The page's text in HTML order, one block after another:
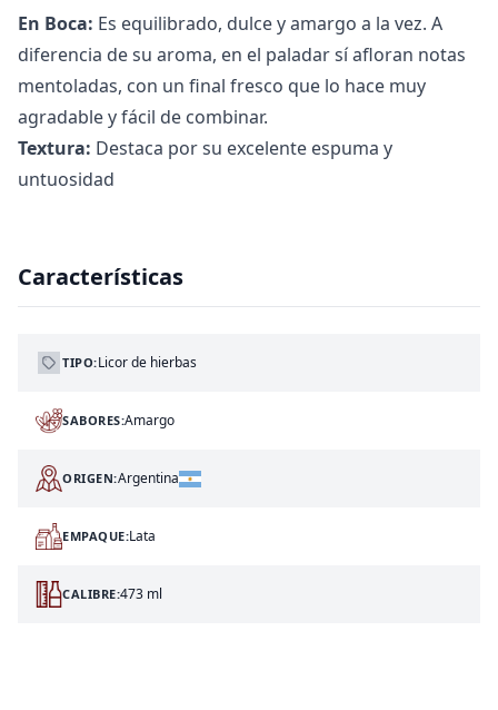
En Boca: Es equilibrado, dulce y amargo a la vez. A
diferencia de su aroma, en el paladar sí afloran notas
mentoladas, con un final fresco que lo hace muy
agradable y fácil de combinar.
Textura: Destaca por su excelente espuma y
untuosidad
Características
TIPO:Licor de hierbas
SABORES:Amargo
ORIGEN:Argentina
EMPAQUE:Lata
CALIBRE:473 ml